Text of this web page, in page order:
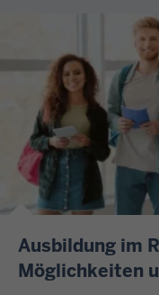
Ausbildung im
Möglichkeiten